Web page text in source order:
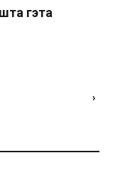
гэта
›